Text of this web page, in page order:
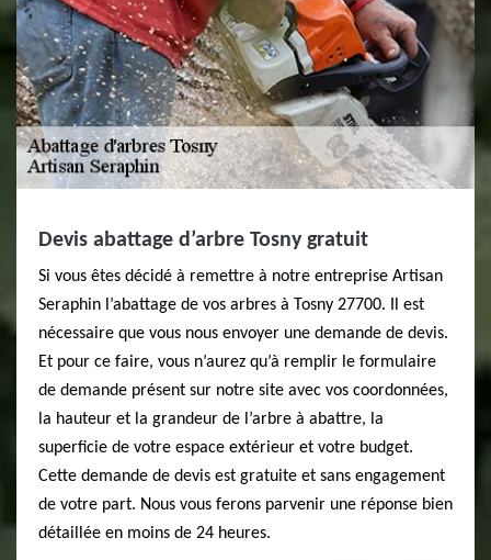
Devis abattage d’arbre Tosny gratuit
Si vous êtes décidé à remettre à notre entreprise Artisan
Seraphin l’abattage de vos arbres à Tosny 27700. Il est
nécessaire que vous nous envoyer une demande de devis.
Et pour ce faire, vous n’aurez qu’à remplir le formulaire
de demande présent sur notre site avec vos coordonnées,
la hauteur et la grandeur de l’arbre à abattre, la
superficie de votre espace extérieur et votre budget.
Cette demande de devis est gratuite et sans engagement
de votre part. Nous vous ferons parvenir une réponse bien
détaillée en moins de 24 heures.